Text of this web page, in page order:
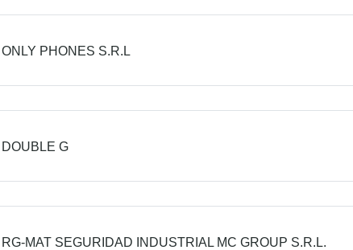
ONLY PHONES S.R.L
DOUBLE G
RG-MAT SEGURIDAD INDUSTRIAL MC GROUP S.R.L.